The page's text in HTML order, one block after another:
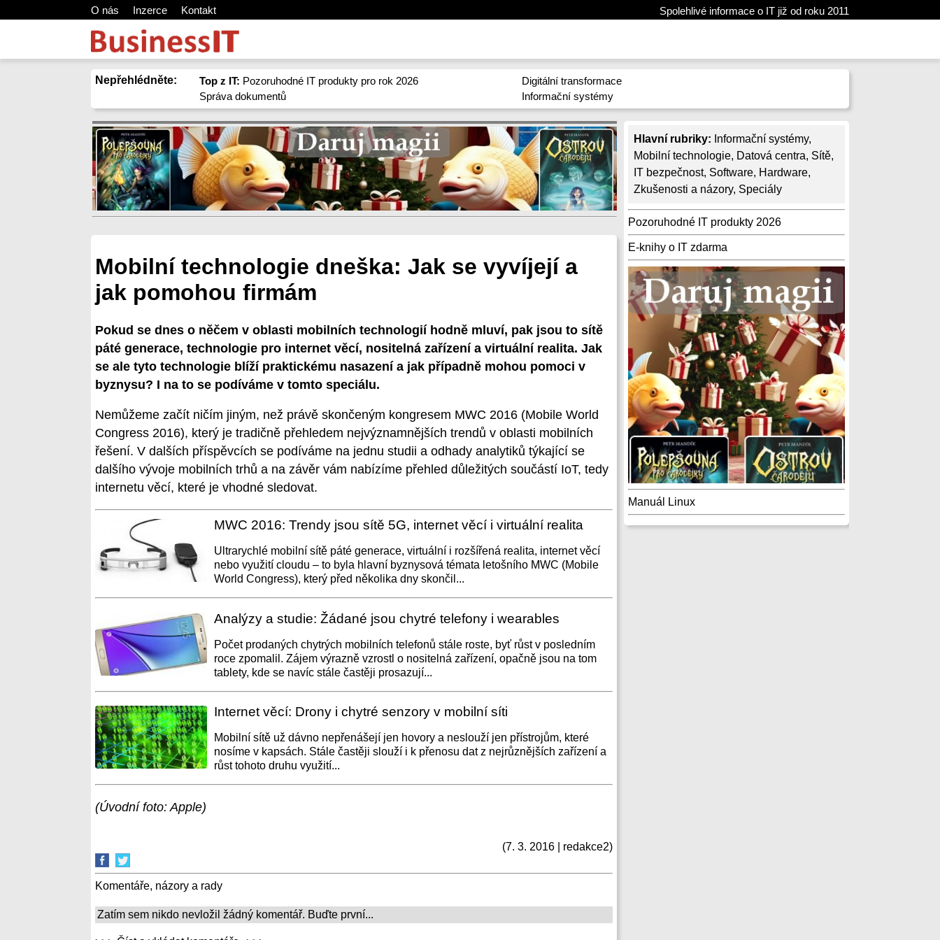
O nás Inzerce Kontakt Spolehlivé informace o IT již od roku 2011
Nepřehlédněte: Top z IT: Pozoruhodné IT produkty pro rok 2026
Správa dokumentů
Digitální transformace
Informační systémy
Hlavní rubriky: Informační systémy,
Mobilní technologie, Datová centra, Sítě,
IT bezpečnost, Software, Hardware,
Zkušenosti a názory, Speciály
Pozoruhodné IT produkty 2026
E-knihy o IT zdarma
Manuál Linux
Mobilní technologie dneška: Jak se vyvíjejí a
jak pomohou firmám
Pokud se dnes o něčem v oblasti mobilních technologií hodně mluví, pak jsou to sítě
páté generace, technologie pro internet věcí, nositelná zařízení a virtuální realita. Jak
se ale tyto technologie blíží praktickému nasazení a jak případně mohou pomoci v
byznysu? I na to se podíváme v tomto speciálu.
Nemůžeme začít ničím jiným, než právě skončeným kongresem MWC 2016 (Mobile World
Congress 2016), který je tradičně přehledem nejvýznamnějších trendů v oblasti mobilních
řešení. V dalších příspěvcích se podíváme na jednu studii a odhady analytiků týkající se
dalšího vývoje mobilních trhů a na závěr vám nabízíme přehled důležitých součástí IoT, tedy
internetu věcí, které je vhodné sledovat.
MWC 2016: Trendy jsou sítě 5G, internet věcí i virtuální realita
Ultrarychlé mobilní sítě páté generace, virtuální i rozšířená realita, internet věcí
nebo využití cloudu – to byla hlavní byznysová témata letošního MWC (Mobile
World Congress), který před několika dny skončil...
Analýzy a studie: Žádané jsou chytré telefony i wearables
Počet prodaných chytrých mobilních telefonů stále roste, byť růst v posledním
roce zpomalil. Zájem výrazně vzrostl o nositelná zařízení, opačně jsou na tom
tablety, kde se navíc stále častěji prosazují...
Internet věcí: Drony i chytré senzory v mobilní síti
Mobilní sítě už dávno nepřenášejí jen hovory a neslouží jen přístrojům, které
nosíme v kapsách. Stále častěji slouží i k přenosu dat z nejrůznějších zařízení a
růst tohoto druhu využití...
(Úvodní foto: Apple)
(7. 3. 2016 | redakce2)
Komentáře, názory a rady
Zatím sem nikdo nevložil žádný komentář. Buďte první...